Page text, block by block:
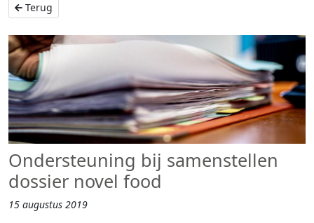
Terug
Ondersteuning bij samenstellen
dossier novel food
15 augustus 2019